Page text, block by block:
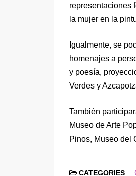
representaciones
la mujer en la
Igualmente, se
homenajes a
y poesía,
Verdes y
También
Museo de Arte
Pinos, Museo del
CATEGORIES